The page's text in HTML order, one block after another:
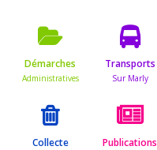
Démarches Transports
Collecte Publications